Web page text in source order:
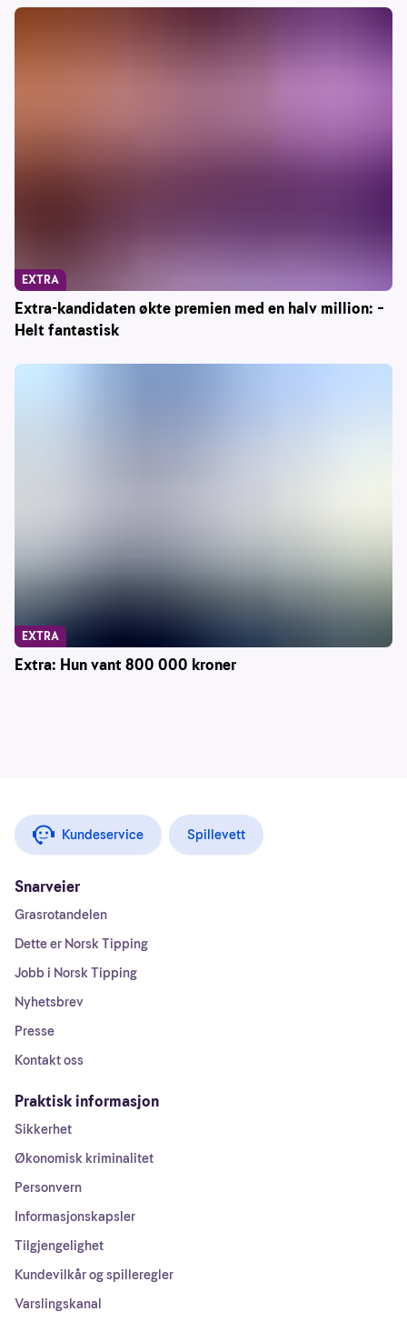
Extra-kandidaten økte premien med en halv million: –
Helt fantastisk
EXTRA
Extra: Hun vant 800 000 kroner
EXTRA
Kundeservice Spillevett
Snarveier
Grasrotandelen
Dette er Norsk Tipping
Jobb i Norsk Tipping
Nyhetsbrev
Presse
Kontakt oss
Praktisk informasjon
Sikkerhet
Økonomisk kriminalitet
Personvern
Informasjonskapsler
Tilgjengelighet
Kundevilkår og spilleregler
Varslingskanal